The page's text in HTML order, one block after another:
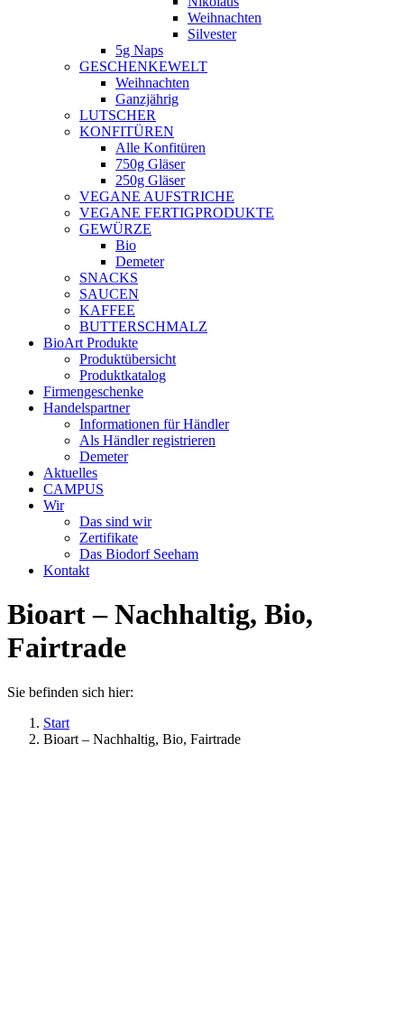
Weihnachten
Silvester
5g Naps
GESCHENKEWELT
Weihnachten
Ganzjährig
LUTSCHER
KONFITÜREN
Alle Konfitüren
750g Gläser
250g Gläser
VEGANE AUFSTRICHE
VEGANE FERTIGPRODUKTE
GEWÜRZE
Bio
Demeter
SNACKS
SAUCEN
KAFFEE
BUTTERSCHMALZ
BioArt Produkte
Produktübersicht
Produktkatalog
Firmengeschenke
Handelspartner
Informationen für Händler
Als Händler registrieren
Demeter
Aktuelles
CAMPUS
Wir
Das sind wir
Zertifikate
Das Biodorf Seeham
Kontakt
Bioart – Nachhaltig, Bio,
Fairtrade
Sie befinden sich hier:
Start
Bioart – Nachhaltig, Bio, Fairtrade